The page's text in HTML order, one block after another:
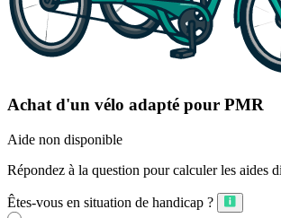
Achat d'un vélo adapté pour PMR
Aide non disponible
Répondez à la question pour calculer les aides
Êtes-vous en situation de handicap ?